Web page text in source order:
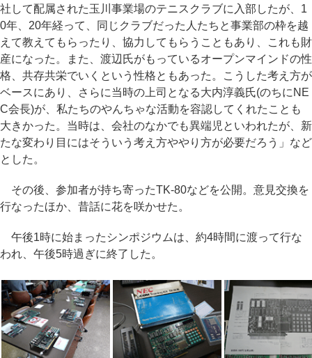
社して配属された玉川事業場のテニスクラブに入部したが、1
0年、20年経って、同じクラブだった人たちと事業部の枠を越
えて教えてもらったり、協力してもらうこともあり、これも財
産になった。また、渡辺氏がもっているオープンマインドの性
格、共存共栄でいくという性格ともあった。こうした考え方が
ベースにあり、さらに当時の上司となる大内淳義氏(のちにNE
C会長)が、私たちのやんちゃな活動を容認してくれたことも
大きかった。当時は、会社のなかでも異端児といわれたが、新
たな変わり目にはそういう考え方ややり方が必要だろう」など
とした。
その後、参加者が持ち寄ったTK-80などを公開。意見交換を
行なったほか、昔話に花を咲かせた。
午後1時に始まったシンポジウムは、約4時間に渡って行な
われ、午後5時過ぎに終了した。